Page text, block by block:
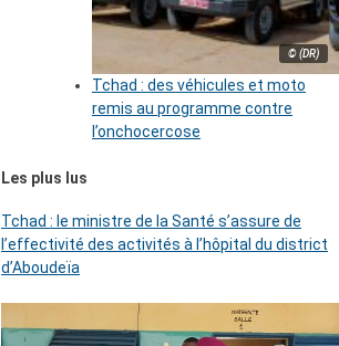
© (DR)
Tchad : des véhicules et moto
remis au programme contre
l’onchocercose
Les plus lus
Tchad : le ministre de la Santé s’assure de
l’effectivité des activités à l’hôpital du district
d’Aboudeïa